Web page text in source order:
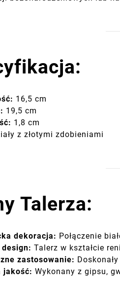
16,5 cm
19,5 cm
1,8 cm
z złotymi zdobieniami
Talerza:
dekoracja: Połączenie
Talerz w kształcie
zastosowanie:
jakość: Wykonany z gipsu,